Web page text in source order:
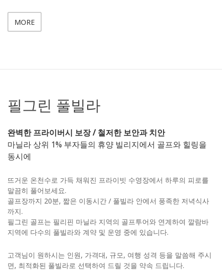
MORE
필그린 풀빌라
완벽한 프라이버시 보장 / 철저한 보안과 치안
마닐라 상위 1% 부자들의 휴양 빌리지에서 골프와 힐링을
동시에
뜨거운 온천수로 가득 채워진 프라이빗 수영장에서 하루의 피로를
말끔히 풀어보세요.
골프장까지 20분, 짧은 이동시간 / 풀빌라 안에서 풍족한 저녁식사
까지.
필그린 골프는 필리핀 마닐라 지역의 골프투어와 연계하여 깔람바
지역에 다수의 풀빌라와 계약 및 운영 중에 있습니다.
고객님이 원하시는 인원, 가격대, 규모, 여행 성격 등을 말씀해 주시
면, 최적화된 풀빌라로 선택하여 드릴 것을 약속 드립니다.